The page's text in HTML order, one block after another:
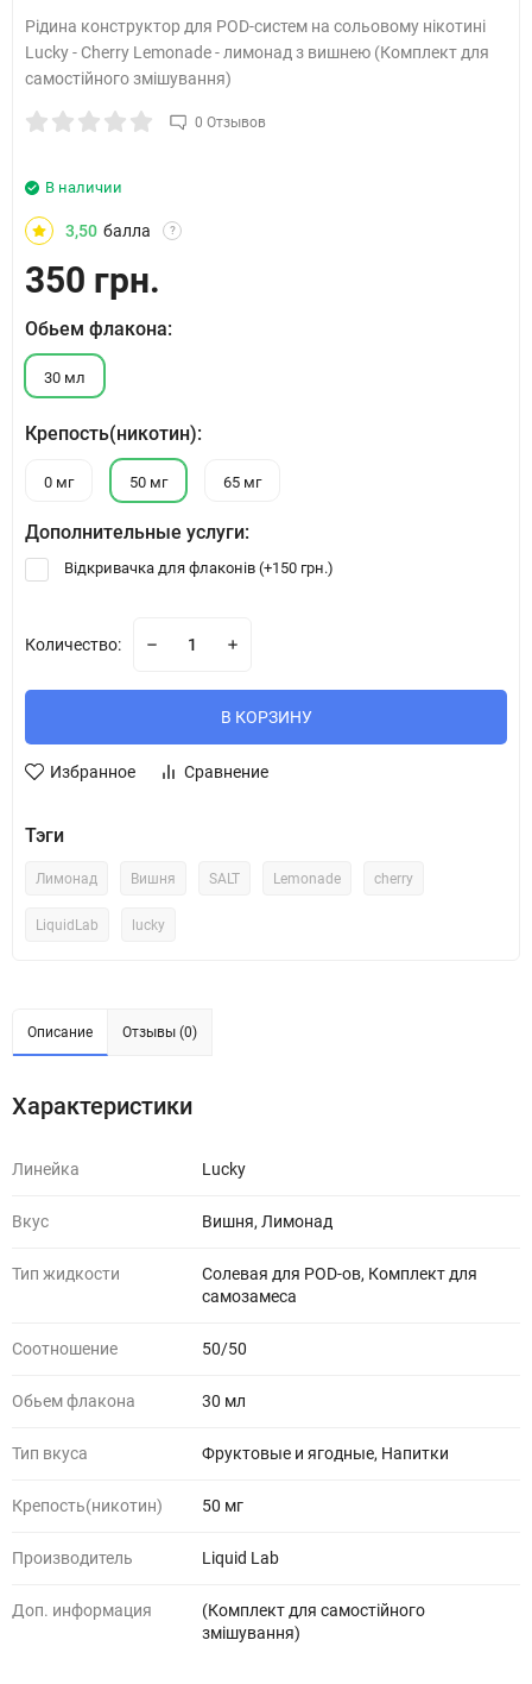
Рідина конструктор для POD-систем на сольовому нікотині
Lucky - Cherry Lemonade - лимонад з вишнею (Комплект для
самостійного змішування)
0 Отзывов
В наличии
3,50 балла ?
350 грн.
Обьем флакона:
30 мл
Крепость(никотин):
0 мг 50 мг 65 мг
Дополнительные услуги:
Відкривачка для флаконів (+150 грн.)
Количество:
В КОРЗИНУ
Избранное Сравнение
Тэги
Лимонад Вишня SALT Lemonade cherry
LiquidLab lucky
Описание Отзывы (0)
Характеристики
Линейка Lucky
Вкус Вишня, Лимонад
Тип жидкости
Солевая для POD-ов, Комплект для
самозамеса
Соотношение 50/50
Обьем флакона 30 мл
Тип вкуса Фруктовые и ягодные, Напитки
Крепость(никотин) 50 мг
Производитель Liquid Lab
Доп. информация
(Комплект для самостійного
змішування)